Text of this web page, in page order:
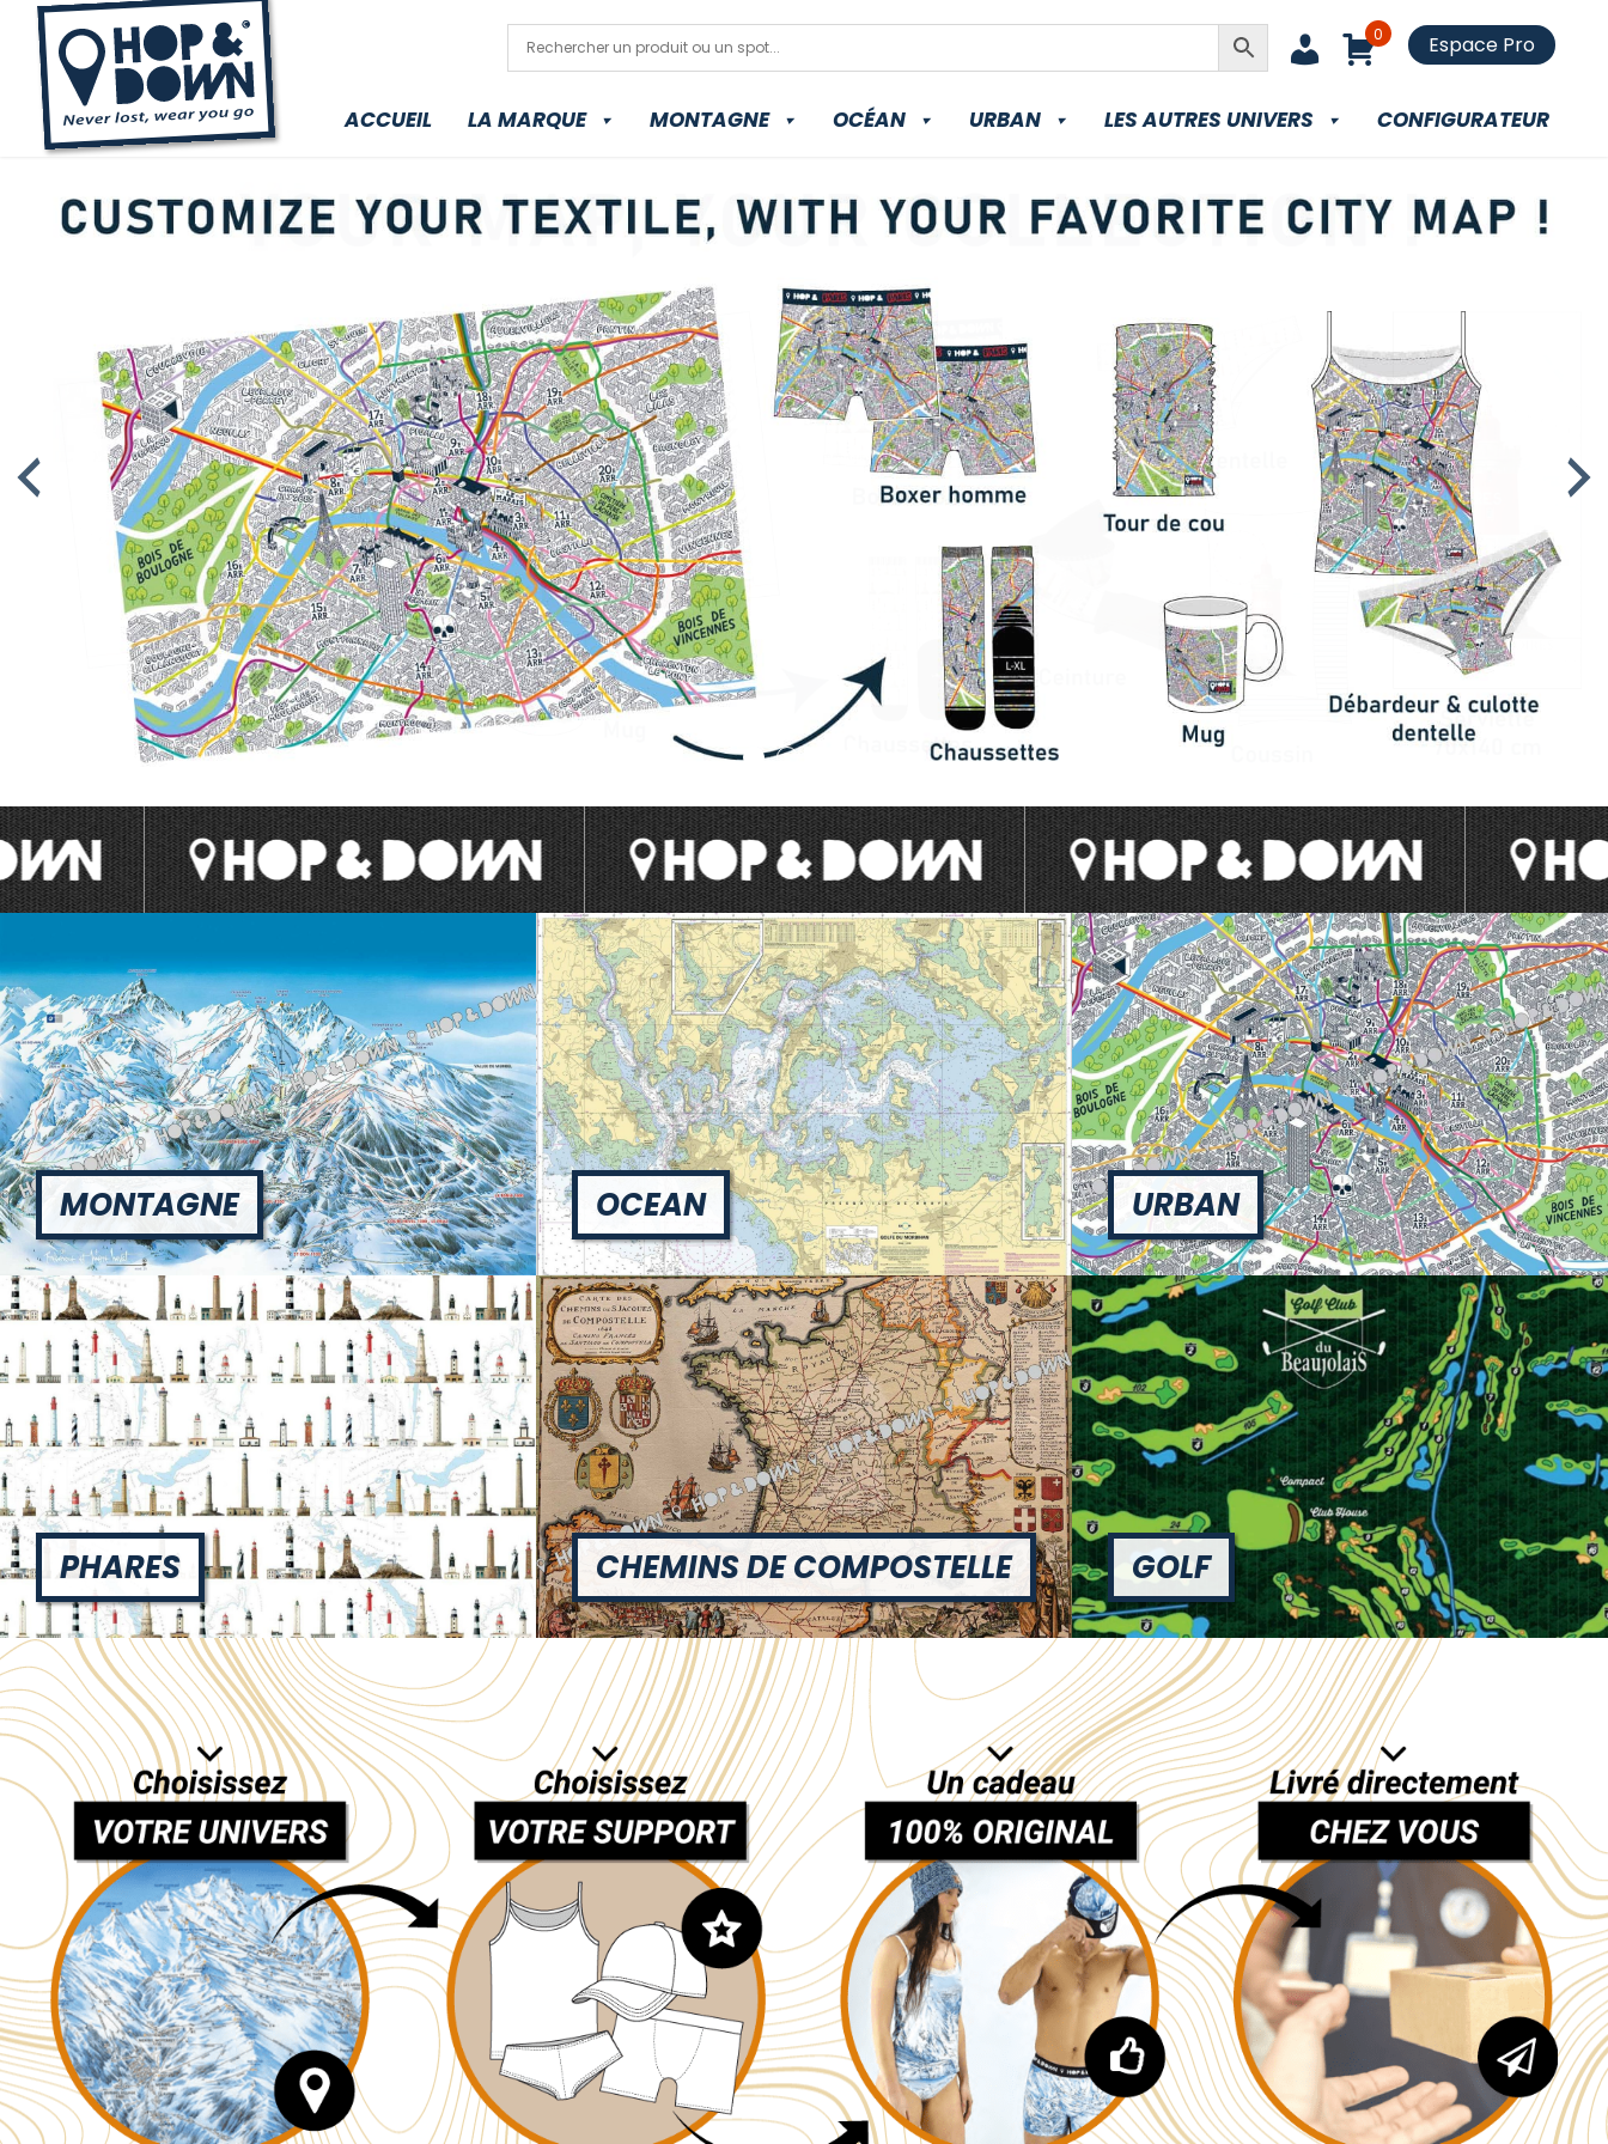
0 Espace Pro
ACCUEIL LA MARQUE MONTAGNE OCÉAN URBAN LES AUTRES UNIVERS CONFIGURATEUR
MONTAGNE OCEAN URBAN
PHARES CHEMINS DE COMPOSTELLE GOLF